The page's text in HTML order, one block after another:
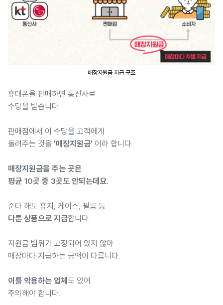
매장지원금 지급 구조
휴대폰을 판매하면 통신사로
수당을 받습니다.
판매점에서 이 수당을 고객에게
돌려주는 것을 '매장지원금' 이라 합니다.
매장지원금을 주는 곳은
평균 10곳 중 3곳도 안되는데요.
준다 해도 휴지, 케이스, 필름 등
다른 상품으로 지급합니다.
지원금 범위가 고정되어 있지 않아
매장마다 지급하는 금액이 다릅니다.
이를 악용하는 업체 도 있어
주의해야 합니다.